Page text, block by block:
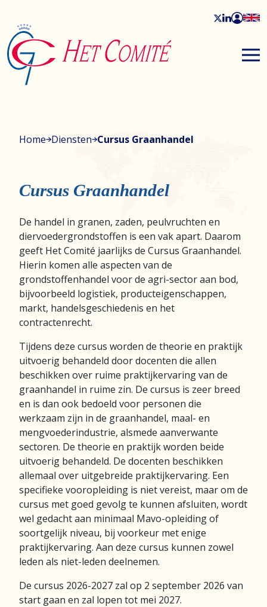
Home Diensten Cursus Graanhandel
Cursus Graanhandel
De handel in granen, zaden, peulvruchten en
diervoedergrondstoffen is een vak apart. Daarom
geeft Het Comité jaarlijks de Cursus Graanhandel.
Hierin komen alle aspecten van de
grondstoffenhandel voor de agri-sector aan bod,
bijvoorbeeld logistiek, producteigenschappen,
markt, handelsgeschiedenis en het
contractenrecht.
Tijdens deze cursus worden de theorie en praktijk
uitvoerig behandeld door docenten die allen
beschikken over ruime praktijkervaring van de
graanhandel in ruime zin. De cursus is zeer breed
en is dan ook bedoeld voor personen die
werkzaam zijn in de graanhandel, maal- en
mengvoederindustrie, alsmede aanverwante
sectoren. De theorie en praktijk worden beide
uitvoerig behandeld. De docenten beschikken
allemaal over uitgebreide praktijkervaring. Een
specifieke vooropleiding is niet vereist, maar om de
cursus met goed gevolg te kunnen afsluiten, wordt
wel gedacht aan minimaal Mavo-opleiding of
soortgelijk niveau, bij voorkeur met enige
praktijkervaring. Aan deze cursus kunnen zowel
leden als niet-leden deelnemen.
De cursus 2026-2027 zal op 2 september 2026 van
start gaan en zal lopen tot mei 2027.